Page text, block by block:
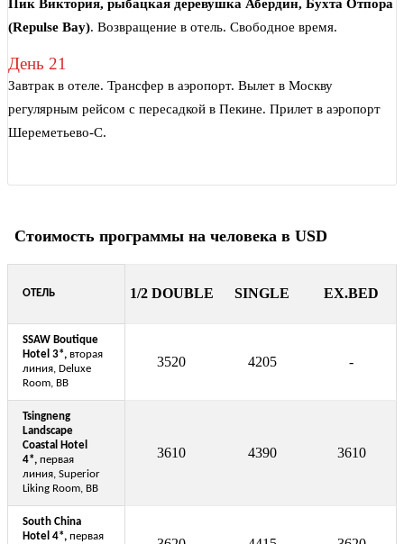
Пик Виктория, рыбацкая деревушка Абердин, Бухта Отпора
(Repulse Bay). Возвращение в отель. Свободное время.
День 21
Завтрак в отеле. Трансфер в аэропорт. Вылет в Москву
регулярным рейсом с пересадкой в Пекине. Прилет в аэропорт
Шереметьево-С.
Стоимость программы на человека в USD
ОТЕЛЬ 1/2 DOUBLE SINGLE EX.BED
SSAW Boutique
Hotel 3*, вторая
линия, Deluxe
Room, BB
3520 4205 -
Tsingneng
Landscape
Coastal Hotel
4*, первая
линия, Superior
Liking Room, BB
3610 4390 3610
South China
Hotel 4*, первая